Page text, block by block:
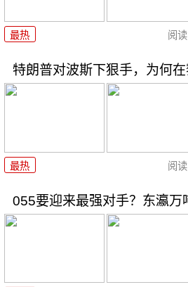
最热 阅读
特朗普对波斯下狠手，为何在
最热 阅读
055要迎来最强对手？东瀛万